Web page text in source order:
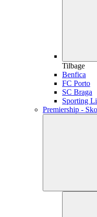
Tilbage
Benfica
FC Porto
SC Braga
Sporting
Premiership -